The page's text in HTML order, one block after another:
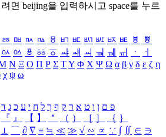
면 beijing을 입력하시고 space를 누르
ㅭ ㅮ ㅯ ㅰ ㅱ ㅲ ㅳ ㅴ ㅵ ㅶ ㅷ ㅸ
ㅹ
ㆂ ㆃ ㆄ ㆅ ㆆ ㆇ ㆈ ㆉ ㆊ ㆋ ㆌ ㆍ
ㆎ
Ν Ξ Ο Π Ρ Σ ΤΥ Φ Χ Ψ Ω α β γ δ ε ζ η
χ ψ ω
פ ם ן ו ט א ר ק ף ך ל ח י ע כ ג ד
『 』 【 】 ＂ （ ） ［ ］ ｛ ｝
⊥ ⌒ ∂ ∇ ≡ ≒ ≪ ≫ √ ∽ ∝ ∵ ∫ ∬ ∈ ∋